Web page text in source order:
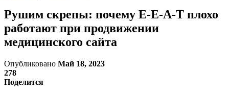
Рушим скрепы: почему E-E-A-T плохо
работают при продвижении
медицинского сайта
Опубликовано Май 18, 2023
278
Поделится